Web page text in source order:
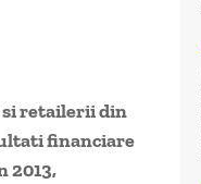
retailerii din
financiare
2013,